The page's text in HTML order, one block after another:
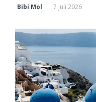
Bibi Mol 7 juli 2026